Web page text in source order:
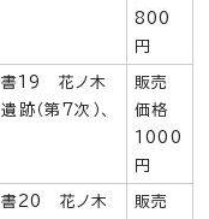
800
円
書19 花ノ木
跡（第7次）、
販売
価格
1000
円
書20 花ノ木
販売